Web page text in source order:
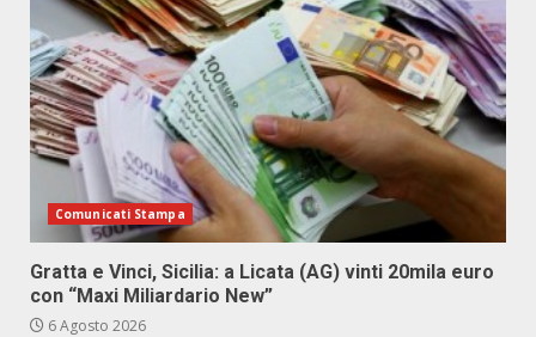
Comunicati Stampa
Gratta e Vinci, Sicilia: a Licata (AG) vinti 20mila euro
con “Maxi Miliardario New”
6 Agosto 2026